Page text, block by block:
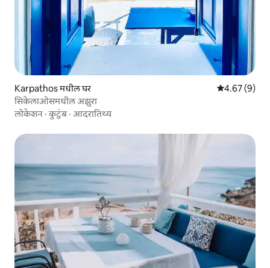
Karpathos मधील घर 5 पैकी 4.67
4.67 (9)
सिकेलाओसमधील अझुरा
लोकेशन ·कुटुंब· आदरातिथ्य